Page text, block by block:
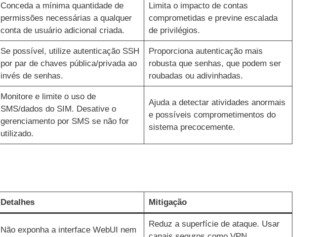
Conceda a mínima quantidade de
permissões necessárias a qualquer
conta de usuário adicional criada.
Limita o impacto de contas
comprometidas e previne escalada
de privilégios.
Se possível, utilize autenticação SSH
por par de chaves pública/privada ao
invés de senhas.
Proporciona autenticação mais
robusta que senhas, que podem ser
roubadas ou adivinhadas.
Monitore e limite o uso de
SMS/dados do SIM. Desative o
gerenciamento por SMS se não for
utilizado.
Ajuda a detectar atividades anormais
e possíveis comprometimentos do
sistema precocemente.
Detalhes Mitigação
Não exponha a interface WebUI nem
Reduz a superfície de ataque. Usar